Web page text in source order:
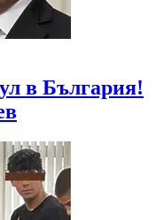
в България!